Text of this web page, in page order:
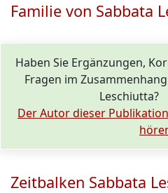
Familie von Sabbata
Haben Sie Ergänzungen,
Fragen im
Leschiutta?
Der Autor dieser
Zeitbalken Sabbata